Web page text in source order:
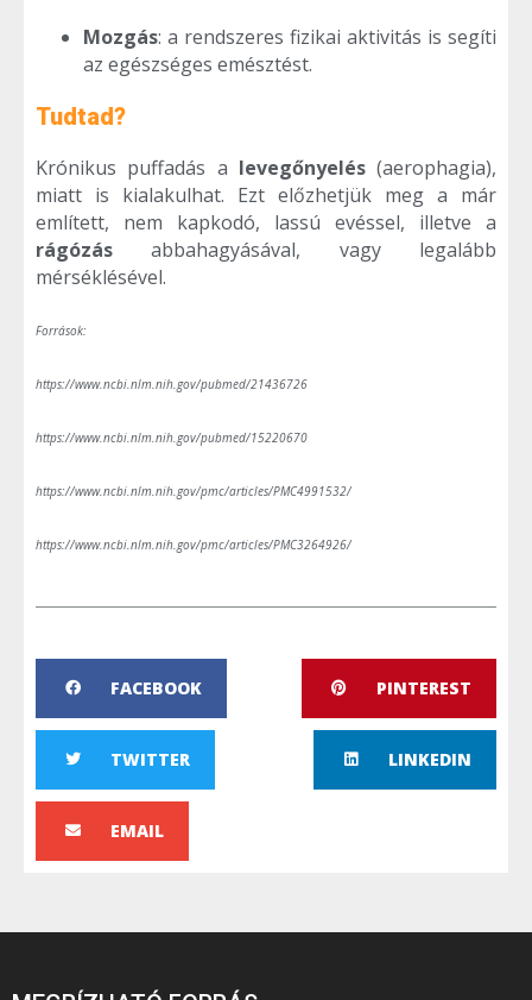
Mozgás: a rendszeres fizikai aktivitás is segíti
az egészséges emésztést.
Tudtad?
Krónikus puffadás a levegőnyelés (aerophagia),
miatt is kialakulhat. Ezt előzhetjük meg a már
említett, nem kapkodó, lassú evéssel, illetve a
rágózás abbahagyásával, vagy legalább
mérséklésével.
Források:
https://www.ncbi.nlm.nih.gov/pubmed/21436726
https://www.ncbi.nlm.nih.gov/pubmed/15220670
https://www.ncbi.nlm.nih.gov/pmc/articles/PMC4991532/
https://www.ncbi.nlm.nih.gov/pmc/articles/PMC3264926/
FACEBOOK PINTEREST
TWITTER LINKEDIN
EMAIL